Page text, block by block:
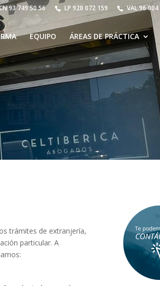
93 749 50 56 LP 928 072 159 VAL96 004
EQUIPO ÁREAS DE PRÁCTICA
trámites de extranjería,
particular. A